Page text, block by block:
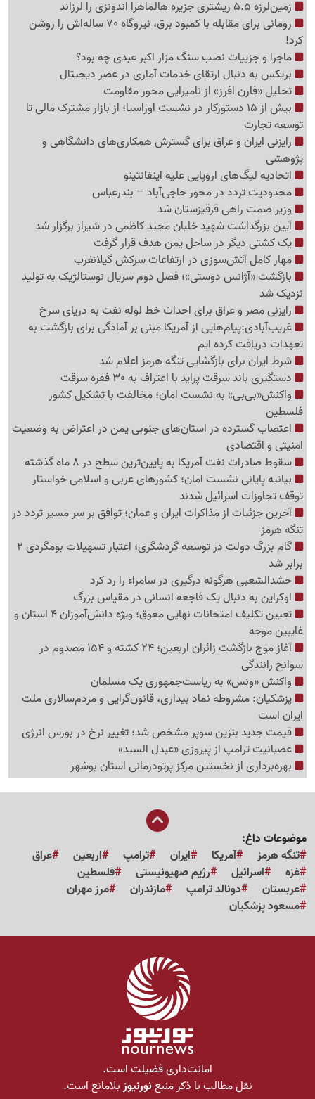
زمین‌لرزه 5.5 ریشتری جزیره هالماهرا اندونزی را لرزاند
رومانی برای مقابله با کمبود برق، نیروگاه 70 ساله‌اش را روشن
کرد!
ماجرا و جزییات نصب سنگ مزار اکبر عبدی چه بود؟
بریکس به دنبال ارتقای خدمات آماری در عصر دیجیتال
تحلیل «فارن افرز» از نامیرایی محور مقاومت
بیش از 15 دستورکار در نشست اوراسیا؛ از بازار مشترک مالی تا
توسعه تجارت
رایزنی ایران و عراق برای گسترش همکاری‌های دانشگاهی و
پژوهشی
اتحادیه لیگ‌های اروپایی علیه اینفانتینو
محدودیت تردد در محور حاجی‌آباد – بندرعباس
وزیر صمت راهی قرقیزستان شد
آیین بزرگداشت شهید خلبان مجید کاظمی در شیراز برگزار شد
یک کشتی دیگر در ساحل یمن هدف قرار گرفت
مهار کامل آتش‌سوزی در ارتفاعات سرکش گیلانغرب
بازگشت «آژانس دوستی»؛ فصل دوم سریال نوستالژیک به تولید
نزدیک شد
رایزنی مصر و عراق برای احداث خط لوله نفت به دریای سرخ
غریب‌آبادی:پیام‌هایی از آمریکا مبنی بر آمادگی برای بازگشت به
تعهدات دریافت کرده ایم
شرط ایران برای بازگشایی تنگه هرمز اعلام شد
دستگیری باند سرقت پراید با اعتراف به 30 فقره سرقت
واکنش«بی‌بی» به نشست امان؛ مخالفت با تشکیل کشور
فلسطین
اعتصاب گسترده در استان‌های جنوبی یمن در اعتراض به وضعیت
امنیتی و اقتصادی
سقوط صادرات نفت آمریکا به پایین‌ترین سطح در 8 ماه گذشته
بیانیه پایانی نشست امان؛ کشورهای عربی و اسلامی خواستار
توقف تجاوزات اسرائیل شدند
آخرین جزئیات از مذاکرات ایران و عمان؛ توافق بر سر مسیر تردد در
تنگه هرمز
گام بزرگ دولت در توسعه گردشگری؛ اعتبار تسهیلات بومگردی 2
برابر شد
حشدالشعبی هرگونه درگیری در سامراء را رد کرد
اوکراین به دنبال یک فاجعه انسانی در مقیاس بزرگ
تعیین تکلیف امتحانات نهایی معوق؛ ویژه دانش‌آموزان 4 استان و
غایبین موجه
آغاز موج بازگشت زائران اربعین؛ 24 کشته و 154 مصدوم در
سوانح رانندگی
واکنش «ونس» به ریاست‌جمهوری یک مسلمان
پزشکیان: مشروطه نماد بیداری، قانون‌گرایی و مردم‌سالاری ملت
ایران است
قیمت جدید بنزین سوپر مشخص شد؛ تغییر نرخ در بورس انرژی
عصبانیت ترامپ از پیروزی «عبدل السید»
بهره‌برداری از نخستین مرکز پرتودرمانی استان بوشهر
موضوعات داغ:
تنگه هرمز
آمریکا ایران ترامپ اربعین
عراق
غزه
اسرائیل رژیم صهیونیستی
فلسطین
عربستان
دونالد ترامپ مازندران
مرز مهران
مسعود پزشکیان
امانت‌داری فضیلت است.
نقل مطالب با ذکر منبعنورنیوزبلامانع است.